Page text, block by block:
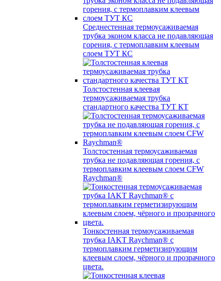
Среднестенная термоусаживаемая
трубка эконом класса не подавляющая
горения, с термоплавким клеевым
слоем ТУТ КС
Толстостенная клеевая
термоусаживаемая трубка
стандартного качества ТУТ КТ
Толстостенная термоусаживаемая
трубка не подавляющая горения, с
термоплавким клеевым слоем CFW
Raychman®
Тонкостенная термоусаживаемая
трубка IAKT Raychman® с
термоплавким герметизирующим
клеевым слоем, чёрного и прозрачного
цвета.